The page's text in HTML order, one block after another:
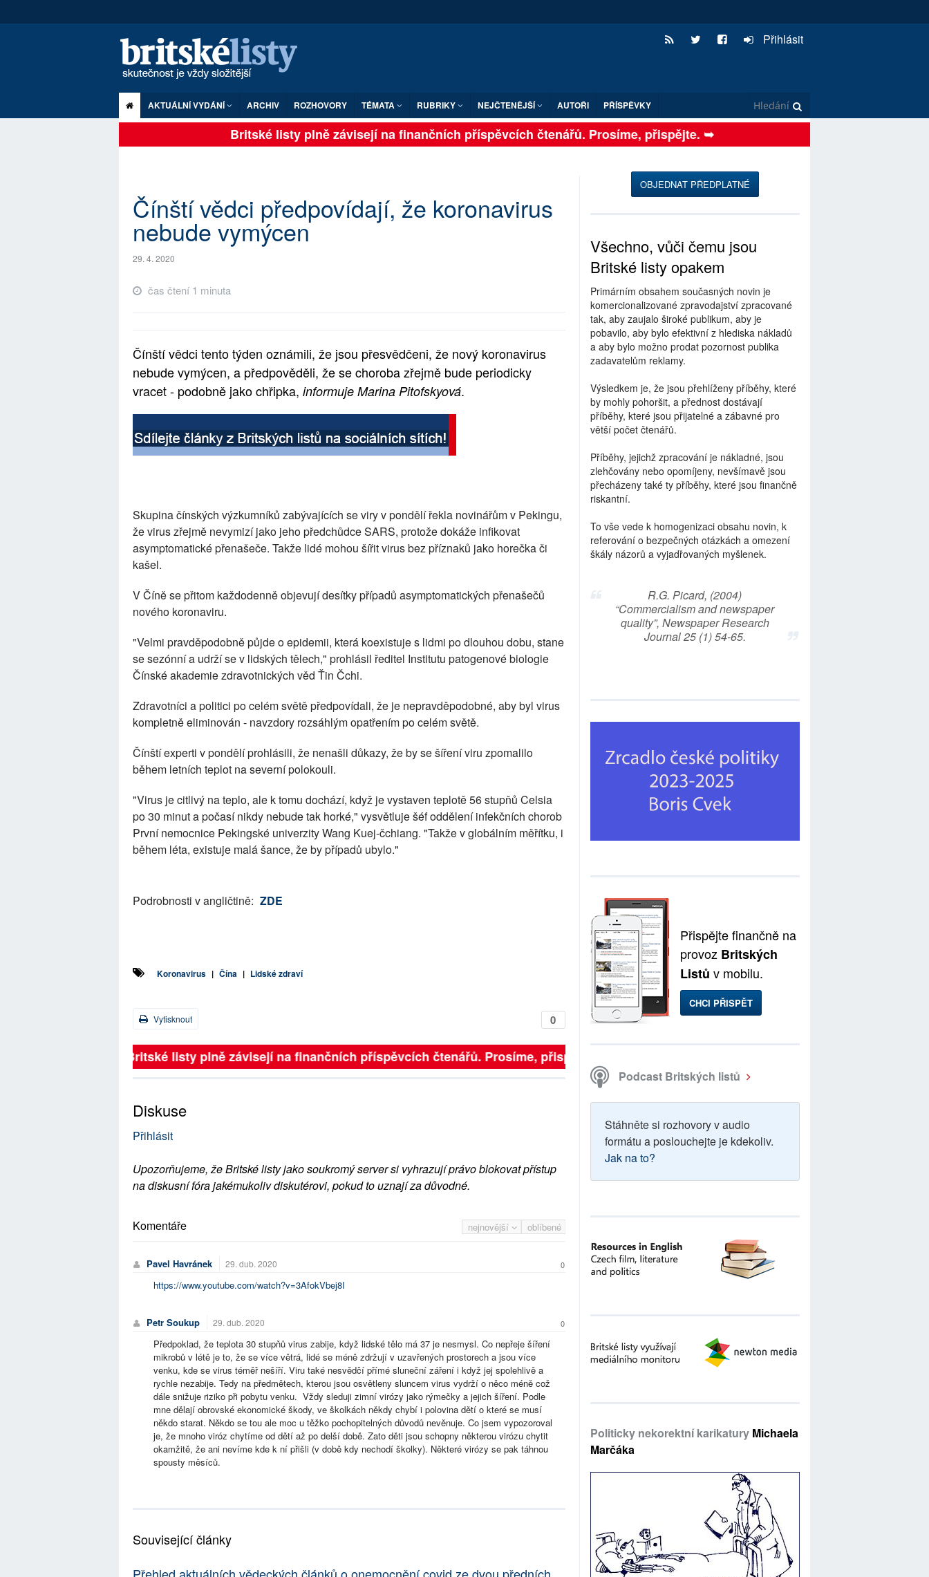
Přihlásit
AKTUÁLNÍ VYDÁNÍ ARCHIV ROZHOVORY TÉMATA RUBRIKY NEJČTENĚJŠÍ AUTOŘI PŘÍSPĚVKY
Britské listy plně závisejí na finančních příspěvcích čtenářů. Prosíme, přispějte. ➥
Čínští vědci předpovídají, že koronavirus
nebude vymýcen
29. 4. 2020
čas čtení 1 minuta
Čínští vědci tento týden oznámili, že jsou přesvědčeni, že nový koronavirus
nebude vymýcen, a předpověděli, že se choroba zřejmě bude periodicky
vracet - podobně jako chřipka, informuje Marina Pitofskyová.
Skupina čínských výzkumníků zabývajících se viry v pondělí řekla novinářům v Pekingu,
že virus zřejmě nevymizí jako jeho předchůdce SARS, protože dokáže infikovat
asymptomatické přenašeče. Takže lidé mohou šířit virus bez příznaků jako horečka či
kašel.
V Číně se přitom každodenně objevují desítky případů asymptomatických přenašečů
nového koronaviru.
"Velmi pravděpodobně půjde o epidemii, která koexistuje s lidmi po dlouhou dobu, stane
se sezónní a udrží se v lidských tělech," prohlásil ředitel Institutu patogenové biologie
Čínské akademie zdravotnických věd Ťin Čchi.
Zdravotníci a politici po celém světě předpovídali, že je nepravděpodobné, aby byl virus
kompletně eliminován - navzdory rozsáhlým opatřením po celém světě.
Čínští experti v pondělí prohlásili, že nenašli důkazy, že by se šíření viru zpomalilo
během letních teplot na severní polokouli.
"Virus je citlivý na teplo, ale k tomu dochází, když je vystaven teplotě 56 stupňů Celsia
po 30 minut a počasí nikdy nebude tak horké," vysvětluje šéf oddělení infekčních chorob
První nemocnice Pekingské univerzity Wang Kuej-čchiang. "Takže v globálním měřítku, i
během léta, existuje malá šance, že by případů ubylo."
Podrobnosti v angličtině: ZDE
Koronavirus | Čína | Lidské zdraví
0
Vytisknout
Britské listy plně závisejí na finančních příspěvcích čtenářů. Prosíme, přispějte. ➥
Diskuse
Přihlásit
Upozorňujeme, že Britské listy jako soukromý server si vyhrazují právo blokovat přístup
na diskusní fóra jakémukoliv diskutérovi, pokud to uznají za důvodné.
nejnovější oblíbené
Komentáře
Pavel Havránek 29. dub. 2020 0
https://www.youtube.com/watch?v=3AfokVbej8I
Petr Soukup 29. dub. 2020 0
Předpoklad, že teplota 30 stupňů virus zabije, když lidské tělo má 37 je nesmysl. Co nepřeje šíření
mikrobů v létě je to, že se více větrá, lidé se méně zdržují v uzavřených prostorech a jsou více
venku, kde se virus téměř nešíří. Viru také nesvědčí přímé sluneční záření i když jej spolehlivě a
rychle nezabije. Tedy na předmětech, kterou jsou osvětleny sluncem virus vydrží o něco méně což
dále snižuje riziko při pobytu venku. Vždy sleduji zimní virózy jako rýmečky a jejich šíření. Podle
mne dělají obrovské ekonomické škody, ve školkách někdy chybí i polovina dětí o které se musí
někdo starat. Někdo se tou ale moc u těžko pochopitelných důvodů nevěnuje. Co jsem vypozoroval
je, že mnoho viróz chytíme od dětí až po delší době. Zato děti jsou schopny některou virózu chytit
okamžitě, že ani nevíme kde k ní přišli (v době kdy nechodí školky). Některé virózy se pak táhnou
spousty měsíců.
Související články
OBJEDNAT PŘEDPLATNÉ
Všechno, vůči čemu jsou
Britské listy opakem
Primárním obsahem současných novin je
komercionalizované zpravodajství zpracované
tak, aby zaujalo široké publikum, aby je
pobavilo, aby bylo efektivní z hlediska nákladů
a aby bylo možno prodat pozornost publika
zadavatelům reklamy.
Výsledkem je, že jsou přehlíženy příběhy, které
by mohly pohoršit, a přednost dostávají
příběhy, které jsou přijatelné a zábavné pro
větší počet čtenářů.
Příběhy, jejichž zpracování je nákladné, jsou
zlehčovány nebo opomíjeny, nevšímavě jsou
přecházeny také ty příběhy, které jsou finančně
riskantní.
To vše vede k homogenizaci obsahu novin, k
referování o bezpečných otázkách a omezení
škály názorů a vyjadřovaných myšlenek.
R.G. Picard, (2004)
“Commercialism and newspaper
quality”, Newspaper Research
Journal 25 (1) 54-65.
Přispějte finančně na
provoz Britských
Listů v mobilu.
CHCI PŘISPĚT
Podcast Britských listů
Stáhněte si rozhovory v audio
formátu a poslouchejte je kdekoliv.
Jak na to?
Politicky nekorektní karikatury Michaela
Marčáka